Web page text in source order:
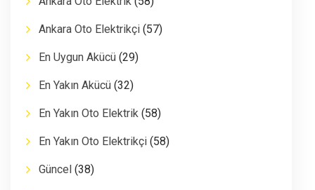
Ankara Oto Elektrikçi (57)
En Uygun Akücü (29)
En Yakın Akücü (32)
En Yakın Oto Elektrik (58)
En Yakın Oto Elektrikçi (58)
Güncel (38)